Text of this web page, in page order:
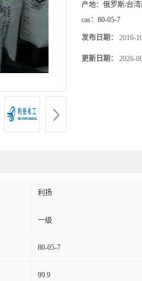
产地： 俄罗斯/台
cas： 80-05-7
发布日期： 2016-
更新日期： 2026-
利扬
一级
80-05-7
99.9